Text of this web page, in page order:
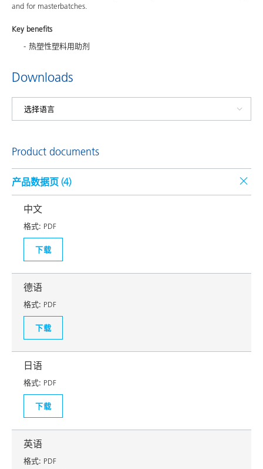
and for masterbatches.
Key benefits
热塑性塑料用助剂
Downloads
Product documents
产品数据页 (4)
中文
格式: PDF
下载
德语
格式: PDF
下载
日语
格式: PDF
下载
英语
格式: PDF